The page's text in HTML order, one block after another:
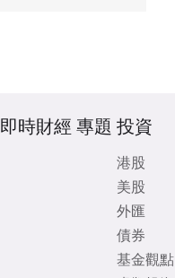
即時財經 專題 投資
港股
美股
外匯
債券
基金觀點